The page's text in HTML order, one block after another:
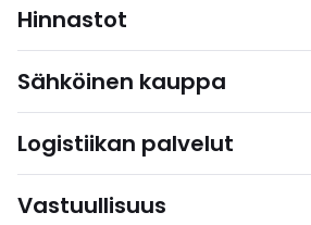
Hinnastot
Sähköinen kauppa
Logistiikan palvelut
Vastuullisuus